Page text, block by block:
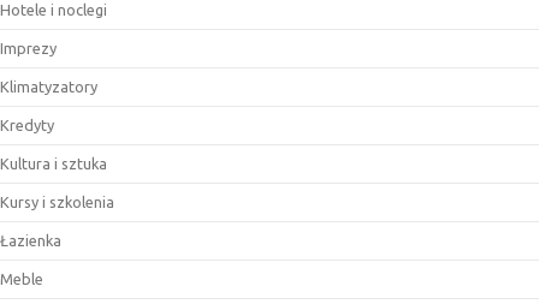
Hotele i noclegi
Imprezy
Klimatyzatory
Kredyty
Kultura i sztuka
Kursy i szkolenia
Łazienka
Meble